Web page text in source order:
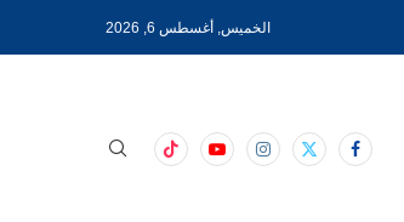
الخميس, أغسطس 6, 2026